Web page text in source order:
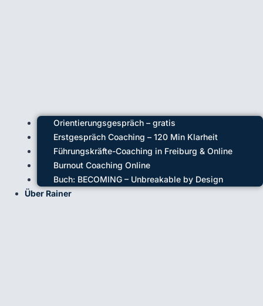
Orientierungsgespräch – gratis
Erstgespräch Coaching – 120 Min Klarheit
Führungskräfte-Coaching in Freiburg & Online
Burnout Coaching Online
Buch: BECOMING – Unbreakable by Design
Über Rainer